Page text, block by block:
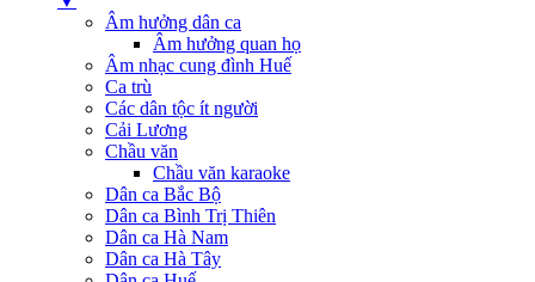
Âm hưởng dân ca
Âm hưởng quan họ
Âm nhạc cung đình Huế
Ca trù
Các dân tộc ít người
Cải Lương
Chầu văn
Chầu văn karaoke
Dân ca Bắc Bộ
Dân ca Bình Trị Thiên
Dân ca Hà Nam
Dân ca Hà Tây